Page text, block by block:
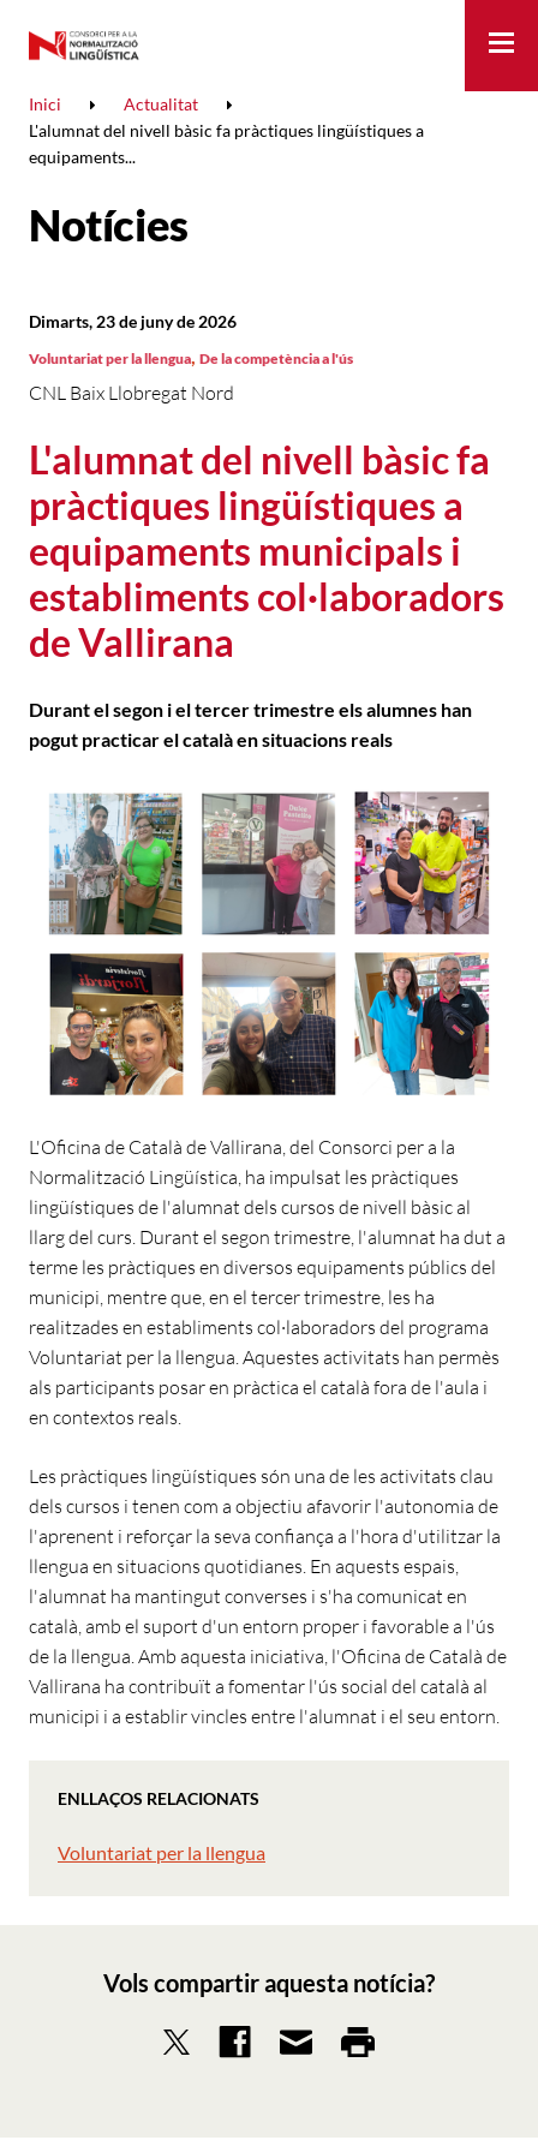
Inici
Actualitat
L'alumnat del nivell bàsic fa pràctiques lingüístiques a
equipaments...
Notícies
L'alumnat del nivell bàsic fa
pràctiques lingüístiques a
equipaments municipals i
establiments col·laboradors
de Vallirana
CNL Baix Llobregat Nord
Dimarts, 23 de juny de 2026
Voluntariat per la llengua, De la competència a l'ús
Durant el segon i el tercer trimestre els alumnes han
pogut practicar el català en situacions reals
L'Oficina de Català de Vallirana, del Consorci per a la
Normalització Lingüística, ha impulsat les pràctiques
lingüístiques de l'alumnat dels cursos de nivell bàsic al
llarg del curs. Durant el segon trimestre, l'alumnat ha dut a
terme les pràctiques en diversos equipaments públics del
municipi, mentre que, en el tercer trimestre, les ha
realitzades en establiments col·laboradors del programa
Voluntariat per la llengua. Aquestes activitats han permès
als participants posar en pràctica el català fora de l'aula i
en contextos reals.
Les pràctiques lingüístiques són una de les activitats clau
dels cursos i tenen com a objectiu afavorir l'autonomia de
l'aprenent i reforçar la seva confiança a l'hora d'utilitzar la
llengua en situacions quotidianes. En aquests espais,
l'alumnat ha mantingut converses i s'ha comunicat en
català, amb el suport d'un entorn proper i favorable a l'ús
de la llengua. Amb aquesta iniciativa, l'Oficina de Català de
Vallirana ha contribuït a fomentar l'ús social del català al
municipi i a establir vincles entre l'alumnat i el seu entorn.
ENLLAÇOS RELACIONATS
Voluntariat per la llengua
Vols compartir aquesta notícia?